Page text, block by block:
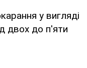
у вигляді
двох до п'яти